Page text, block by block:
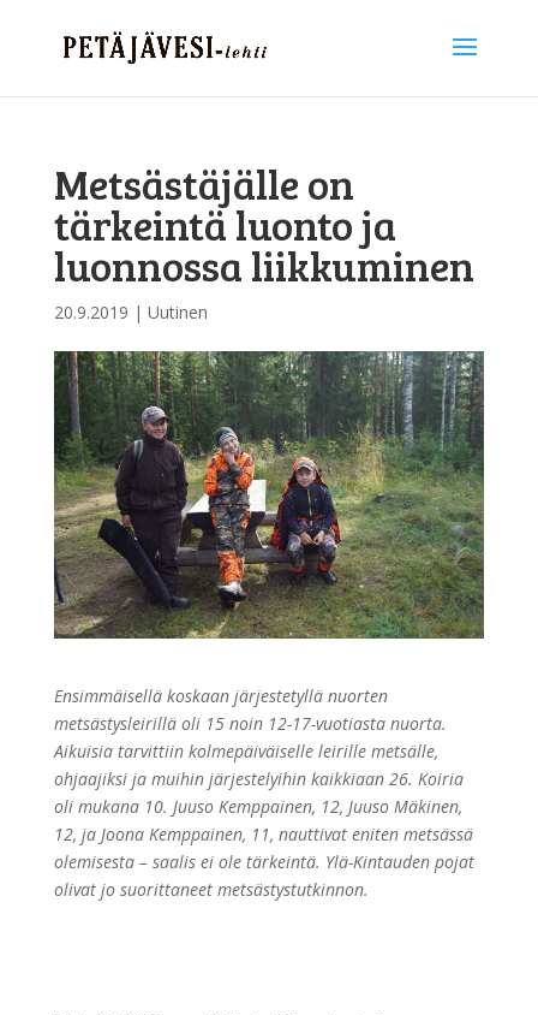
Metsästäjälle on
tärkeintä luonto ja
luonnossa liikkuminen
20.9.2019 | Uutinen
Ensimmäisellä koskaan järjestetyllä nuorten
metsästysleirillä oli 15 noin 12-17-vuotiasta nuorta.
Aikuisia tarvittiin kolmepäiväiselle leirille metsälle,
ohjaajiksi ja muihin järjestelyihin kaikkiaan 26. Koiria
oli mukana 10. Juuso Kemppainen, 12, Juuso Mäkinen,
12, ja Joona Kemppainen, 11, nauttivat eniten metsässä
olemisesta – saalis ei ole tärkeintä. Ylä-Kintauden pojat
olivat jo suorittaneet metsästystutkinnon.